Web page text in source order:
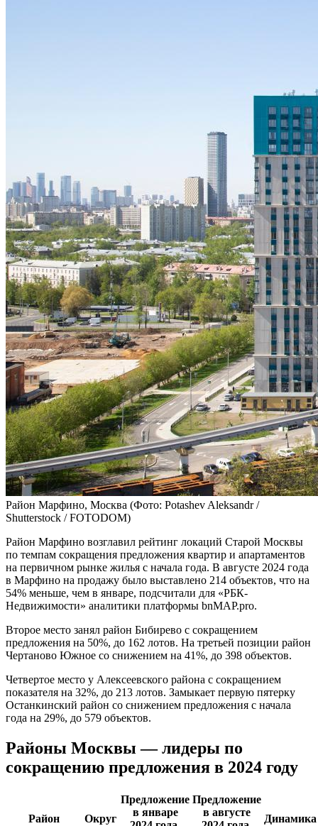
Район Марфино, Москва (Фото: Potashev Aleksandr /
Shutterstock / FOTODOM)
Район Марфино возглавил рейтинг локаций Старой Москвы
по темпам сокращения предложения квартир и апартаментов
на первичном рынке жилья с начала года. В августе 2024 года
в Марфино на продажу было выставлено 214 объектов, что на
54% меньше, чем в январе, подсчитали для «РБК-
Недвижимости» аналитики платформы bnMAP.pro.
Второе место занял район Бибирево с сокращением
предложения на 50%, до 162 лотов. На третьей позиции район
Чертаново Южное со снижением на 41%, до 398 объектов.
Четвертое место у Алексеевского района с сокращением
показателя на 32%, до 213 лотов. Замыкает первую пятерку
Останкинский район со снижением предложения с начала
года на 29%, до 579 объектов.
Районы Москвы — лидеры по
сокращению предложения в 2024 году
Район Округ
Предложение
в январе
Предложение
в августе
Динамика